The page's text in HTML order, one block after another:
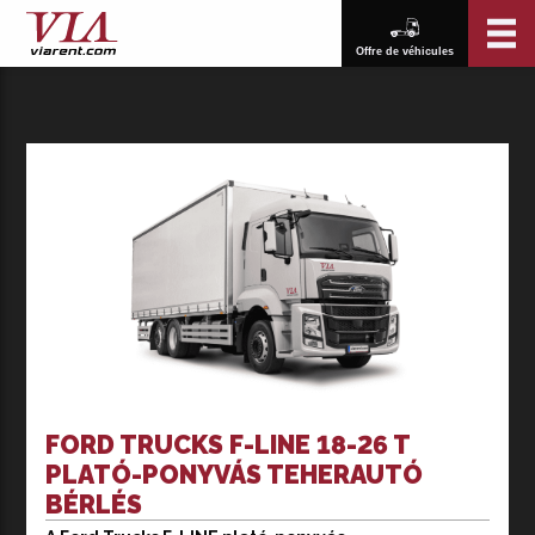
Offre de véhicules
FORD TRUCKS F-LINE 18-26 T
PLATÓ-PONYVÁS TEHERAUTÓ
BÉRLÉS